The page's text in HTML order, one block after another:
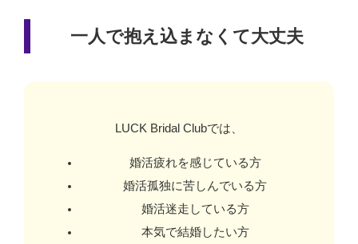
一人で抱え込まなくて大丈夫
LUCK Bridal Clubでは、
婚活疲れを感じている方
婚活孤独に苦しんでいる方
婚活迷走している方
本気で結婚したい方